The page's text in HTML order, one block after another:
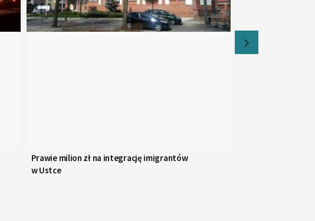
Prawie milion zł na integrację imigrantów
w Ustce